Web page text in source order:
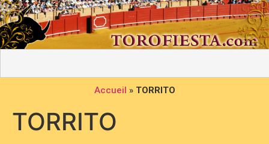
Accueil » TORRITO
TORRITO